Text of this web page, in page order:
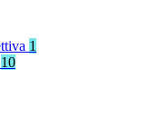
1
10